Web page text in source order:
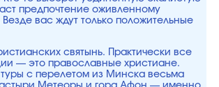
предпочтение оживленному
вас ждут только положительные
святынь. Практически все
— это православные христиане.
туры с перелетом из Минска весьма